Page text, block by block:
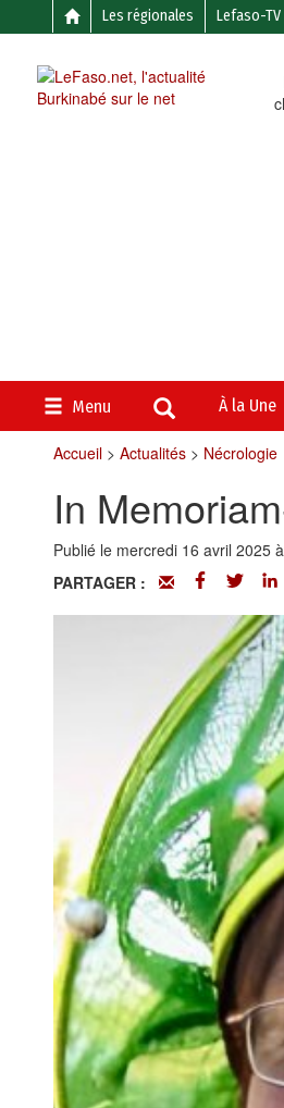
Les régionales Lefaso-TV
Menu À la Une
Accueil> Actualités> Nécrologie
In
Publié le mercredi 16 avril 2025
PARTAGER :